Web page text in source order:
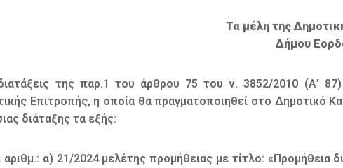
Τα μέλη της
Δήμου
της παρ.1 του άρθρου 75 του ν. 3852/2010 (Α’
Επιτροπής, η οποία θα πραγματοποιηθεί στο Δημοτικό
διάταξης τα εξής:
αριθμ.: α) 21/2024 μελέτης προμήθειας με τίτλο: